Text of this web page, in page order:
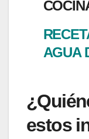
AGUA
estos